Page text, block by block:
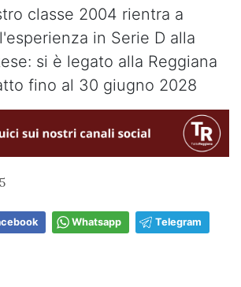
classe 2004 rientra a
in Serie D alla
si è legato alla Reggiana
fino al 30 giugno 2028
Whatsapp Telegram